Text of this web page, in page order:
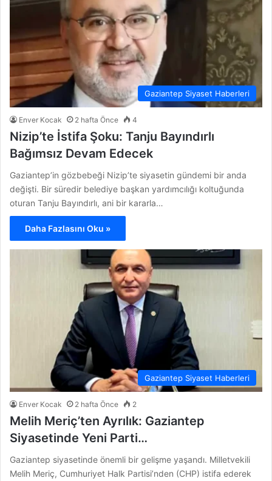
Gaziantep Siyaset Haberleri
Enver Kocak 2 hafta Önce 4
Nizip’te İstifa Şoku: Tanju Bayındırlı
Bağımsız Devam Edecek
Gaziantep’in gözbebeği Nizip’te siyasetin gündemi bir anda
değişti. Bir süredir belediye başkan yardımcılığı koltuğunda
oturan Tanju Bayındırlı, ani bir kararla…
Daha Fazlasını Oku »
Gaziantep Siyaset Haberleri
Enver Kocak 2 hafta Önce 2
Melih Meriç’ten Ayrılık: Gaziantep
Siyasetinde Yeni Parti…
Gaziantep siyasetinde önemli bir gelişme yaşandı. Milletvekili
Melih Meriç, Cumhuriyet Halk Partisi’nden (CHP) istifa ederek